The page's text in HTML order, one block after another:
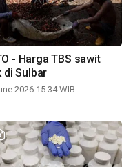
- Harga TBS sawit
di Sulbar
2026 15:34 WIB